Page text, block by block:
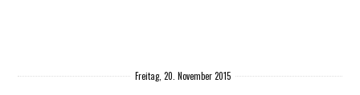
Freitag, 20. November 2015